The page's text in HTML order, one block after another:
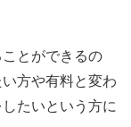
とができるの
方や有料と変わ
たいという方に